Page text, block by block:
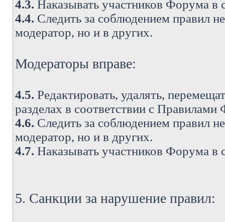
4.3. Наказывать участников Форума
4.4. Следить за соблюдением правил
модератор, но и в других.
Модераторы вправе:
4.5. Редактировать, удалять,
разделах в соответствии с
4.6. Следить за соблюдением правил
модератор, но и в других.
4.7. Наказывать участников Форума
5. Санкции за нарушение правил: